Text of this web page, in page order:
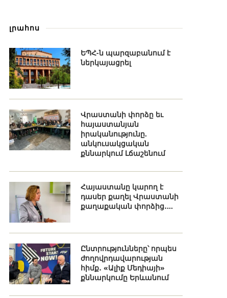
լրահոս
ԵՊՀ-ն պարզաբանում է
ներկայացրել
Վրաստանի փորձը եւ
հայաստանյան
իրականությունը.
անկուսակցական
քննարկում Լճաշենում
Հայաստանը կարող է
դասեր քաղել Վրաստանի
քաղաքական փորձից․...
Ընտրությունները՝ որպես
ժողովրդավարության
հիմք․ «Ալիք Մեդիայի»
քննարկումը Երևանում